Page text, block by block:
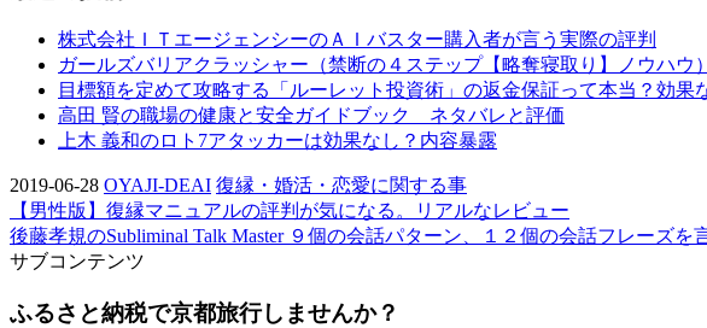
株式会社ＩＴエージェンシーのＡＩバスター購入者が言う実際の評判
ガールズバリアクラッシャー（禁断の４ステップ【略奪寝取り】ノウハウ
目標額を定めて攻略する「ルーレット投資術」の返金保証って本当？効果
高田 賢の職場の健康と安全ガイドブック ネタバレと評価
上木 義和のロト7アタッカーは効果なし？内容暴露
2019-06-28 OYAJI-DEAI 復縁・婚活・恋愛に関する事
【男性版】復縁マニュアルの評判が気になる。リアルなレビュー
後藤孝規のSubliminal Talk Master ９個の会話パターン、１２個の会話フレーズ
サブコンテンツ
ふるさと納税で京都旅行しませんか？